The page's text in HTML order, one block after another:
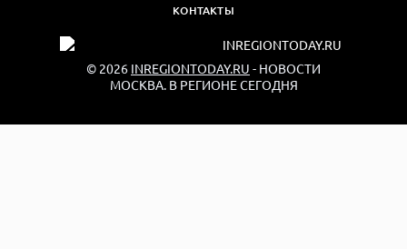
КОНТАКТЫ
© 2026 INREGIONTODAY.RU - НОВОСТИ
МОСКВА. В РЕГИОНЕ СЕГОДНЯ